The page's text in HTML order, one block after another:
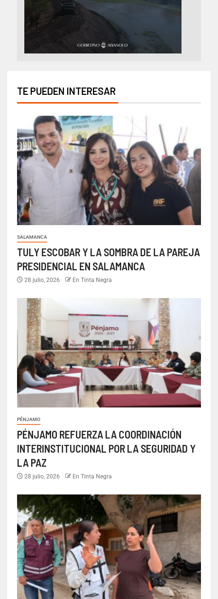
TE PUEDEN INTERESAR
SALAMANCA
TULY ESCOBAR Y LA SOMBRA DE LA PAREJA
PRESIDENCIAL EN SALAMANCA
28 julio, 2026 En Tinta Negra
PÉNJAMO
PÉNJAMO REFUERZA LA COORDINACIÓN
INTERINSTITUCIONAL POR LA SEGURIDAD Y
LA PAZ
28 julio, 2026 En Tinta Negra